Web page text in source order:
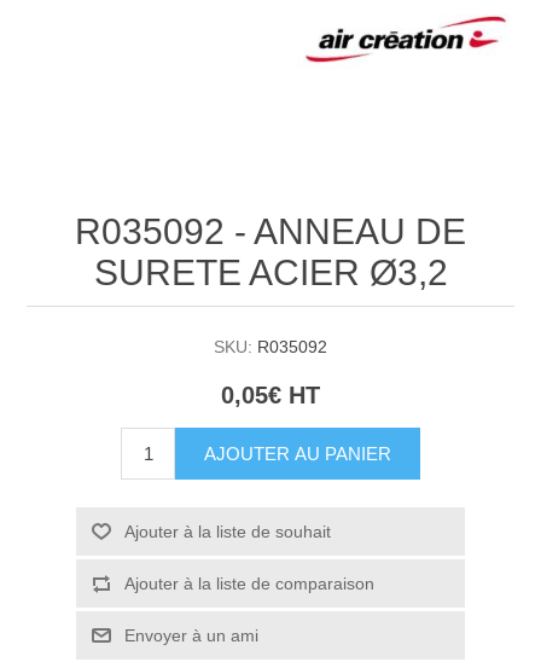
R035092 - ANNEAU DE
SURETE ACIER Ø3,2
SKU: R035092
0,05€ HT
AJOUTER AU PANIER
Ajouter à la liste de souhait
Ajouter à la liste de comparaison
Envoyer à un ami